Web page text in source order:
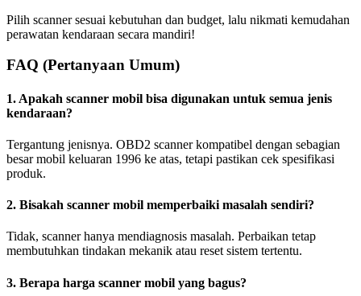
Pilih scanner sesuai kebutuhan dan budget, lalu nikmati kemudahan
perawatan kendaraan secara mandiri!
FAQ (Pertanyaan Umum)
1. Apakah scanner mobil bisa digunakan untuk semua jenis
kendaraan?
Tergantung jenisnya. OBD2 scanner kompatibel dengan sebagian
besar mobil keluaran 1996 ke atas, tetapi pastikan cek spesifikasi
produk.
2. Bisakah scanner mobil memperbaiki masalah sendiri?
Tidak, scanner hanya mendiagnosis masalah. Perbaikan tetap
membutuhkan tindakan mekanik atau reset sistem tertentu.
3. Berapa harga scanner mobil yang bagus?